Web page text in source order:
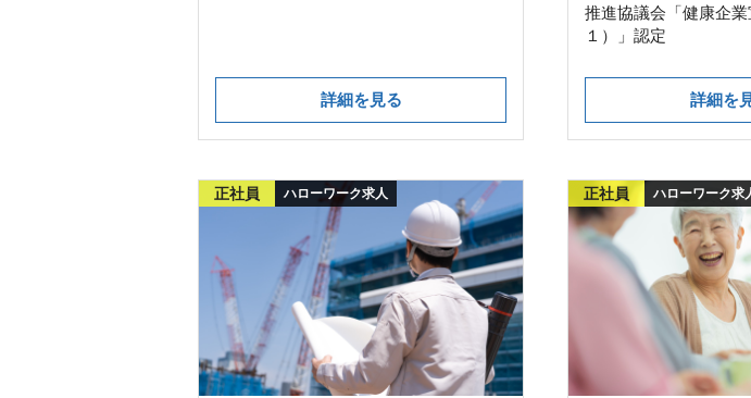
詳細を見る
推進協議会「健康企業
１）」認定
詳細を
正社員 ハローワーク求人 正社員 ハローワーク求